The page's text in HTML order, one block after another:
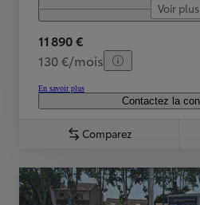
Voir plus
11 890 €
130 €/mois
En savoir plus
Contactez la
Comparez